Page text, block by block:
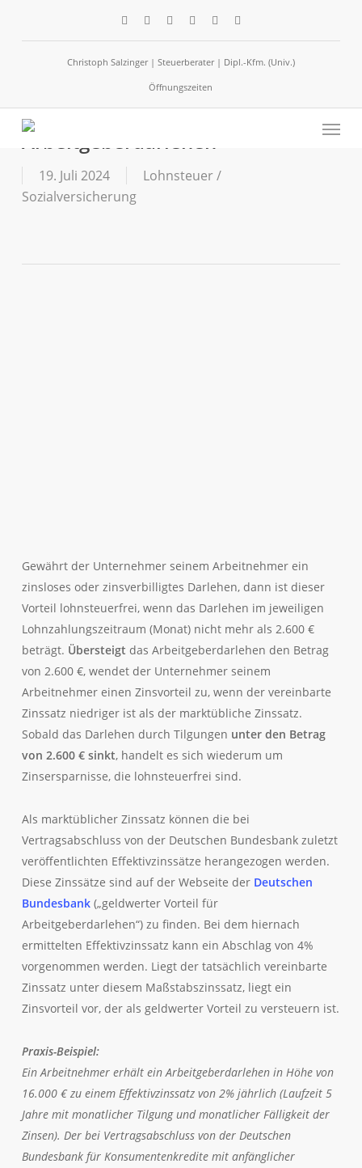
facebooklinkedingoogle-instagramphoneemail
Christoph Salzinger | Steuerberater | Dipl.-Kfm. (Univ.)
Öffnungszeiten
Menu
Zinsvorteile bei einem
Arbeitgeberdarlehen
19. Juli 2024
Lohnsteuer /
Sozialversicherung
Gewährt der Unternehmer seinem Arbeitnehmer ein
zinsloses oder zinsverbilligtes Darlehen, dann ist dieser
Vorteil lohnsteuerfrei, wenn das Darlehen im jeweiligen
Lohnzahlungszeitraum (Monat) nicht mehr als 2.600 €
beträgt. Übersteigt das Arbeitgeberdarlehen den Betrag
von 2.600 €, wendet der Unternehmer seinem
Arbeitnehmer einen Zinsvorteil zu, wenn der vereinbarte
Zinssatz niedriger ist als der marktübliche Zinssatz.
Sobald das Darlehen durch Tilgungen unter den Betrag
von 2.600 € sinkt, handelt es sich wiederum um
Zinsersparnisse, die lohnsteuerfrei sind.
Als marktüblicher Zinssatz können die bei
Vertragsabschluss von der Deutschen Bundesbank zuletzt
veröffentlichten Effektivzinssätze herangezogen werden.
Diese Zinssätze sind auf der Webseite der Deutschen
Bundesbank(„geldwerter Vorteil für
Arbeitgeberdarlehen“) zu finden. Bei dem hiernach
ermittelten Effektivzinssatz kann ein Abschlag von 4%
vorgenommen werden. Liegt der tatsächlich vereinbarte
Zinssatz unter diesem Maßstabszinssatz, liegt ein
Zinsvorteil vor, der als geldwerter Vorteil zu versteuern ist.
Praxis-Beispiel:
Ein Arbeitnehmer erhält ein Arbeitgeberdarlehen in Höhe von
16.000 € zu einem Effektivzinssatz von 2% jährlich (Laufzeit 5
Jahre mit monatlicher Tilgung und monatlicher Fälligkeit der
Zinsen). Der bei Vertragsabschluss von der Deutschen
Bundesbank für Konsumentenkredite mit anfänglicher